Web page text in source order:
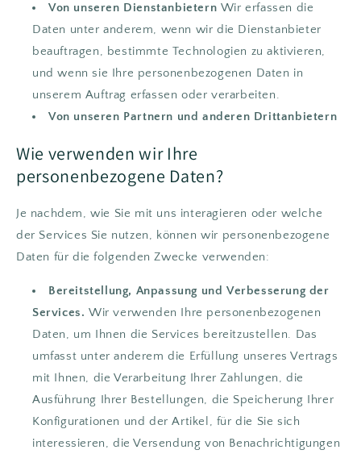
Von unseren Dienstanbietern Wir erfassen die
Daten unter anderem, wenn wir die Dienstanbieter
beauftragen, bestimmte Technologien zu aktivieren,
und wenn sie Ihre personenbezogenen Daten in
unserem Auftrag erfassen oder verarbeiten.
Von unseren Partnern und anderen Drittanbietern
Wie verwenden wir Ihre
personenbezogene Daten?
Je nachdem, wie Sie mit uns interagieren oder welche
der Services Sie nutzen, können wir personenbezogene
Daten für die folgenden Zwecke verwenden:
Bereitstellung, Anpassung und Verbesserung der
Services. Wir verwenden Ihre personenbezogenen
Daten, um Ihnen die Services bereitzustellen. Das
umfasst unter anderem die Erfüllung unseres Vertrags
mit Ihnen, die Verarbeitung Ihrer Zahlungen, die
Ausführung Ihrer Bestellungen, die Speicherung Ihrer
Konfigurationen und der Artikel, für die Sie sich
interessieren, die Versendung von Benachrichtigungen